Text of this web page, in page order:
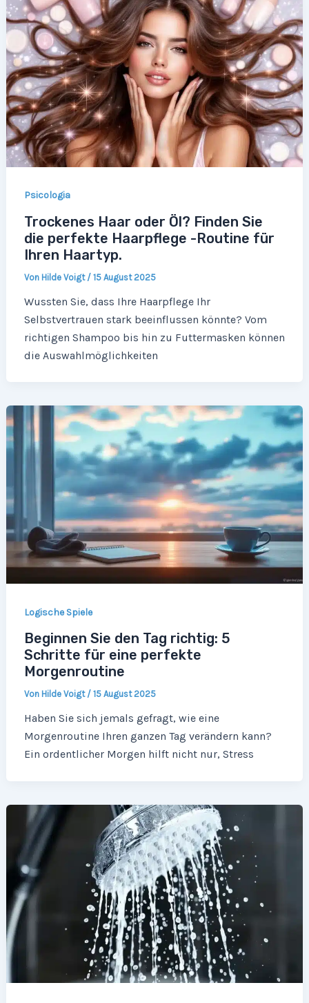
Psicologia
Trockenes Haar oder Öl? Finden Sie
die perfekte Haarpflege -Routine für
Ihren Haartyp.
Von Hilde Voigt / 15 August 2025
Wussten Sie, dass Ihre Haarpflege Ihr
Selbstvertrauen stark beeinflussen könnte? Vom
richtigen Shampoo bis hin zu Futtermasken können
die Auswahlmöglichkeiten
Logische Spiele
Beginnen Sie den Tag richtig: 5
Schritte für eine perfekte
Morgenroutine
Von Hilde Voigt / 15 August 2025
Haben Sie sich jemals gefragt, wie eine
Morgenroutine Ihren ganzen Tag verändern kann?
Ein ordentlicher Morgen hilft nicht nur, Stress